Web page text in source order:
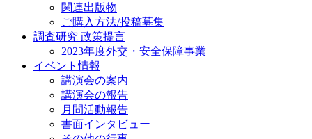
関連出版物
ご購入方法/投稿募集
調査研究 政策提言
2023年度外交・安全保障事業
イベント情報
講演会の案内
講演会の報告
月間活動報告
書面インタビュー